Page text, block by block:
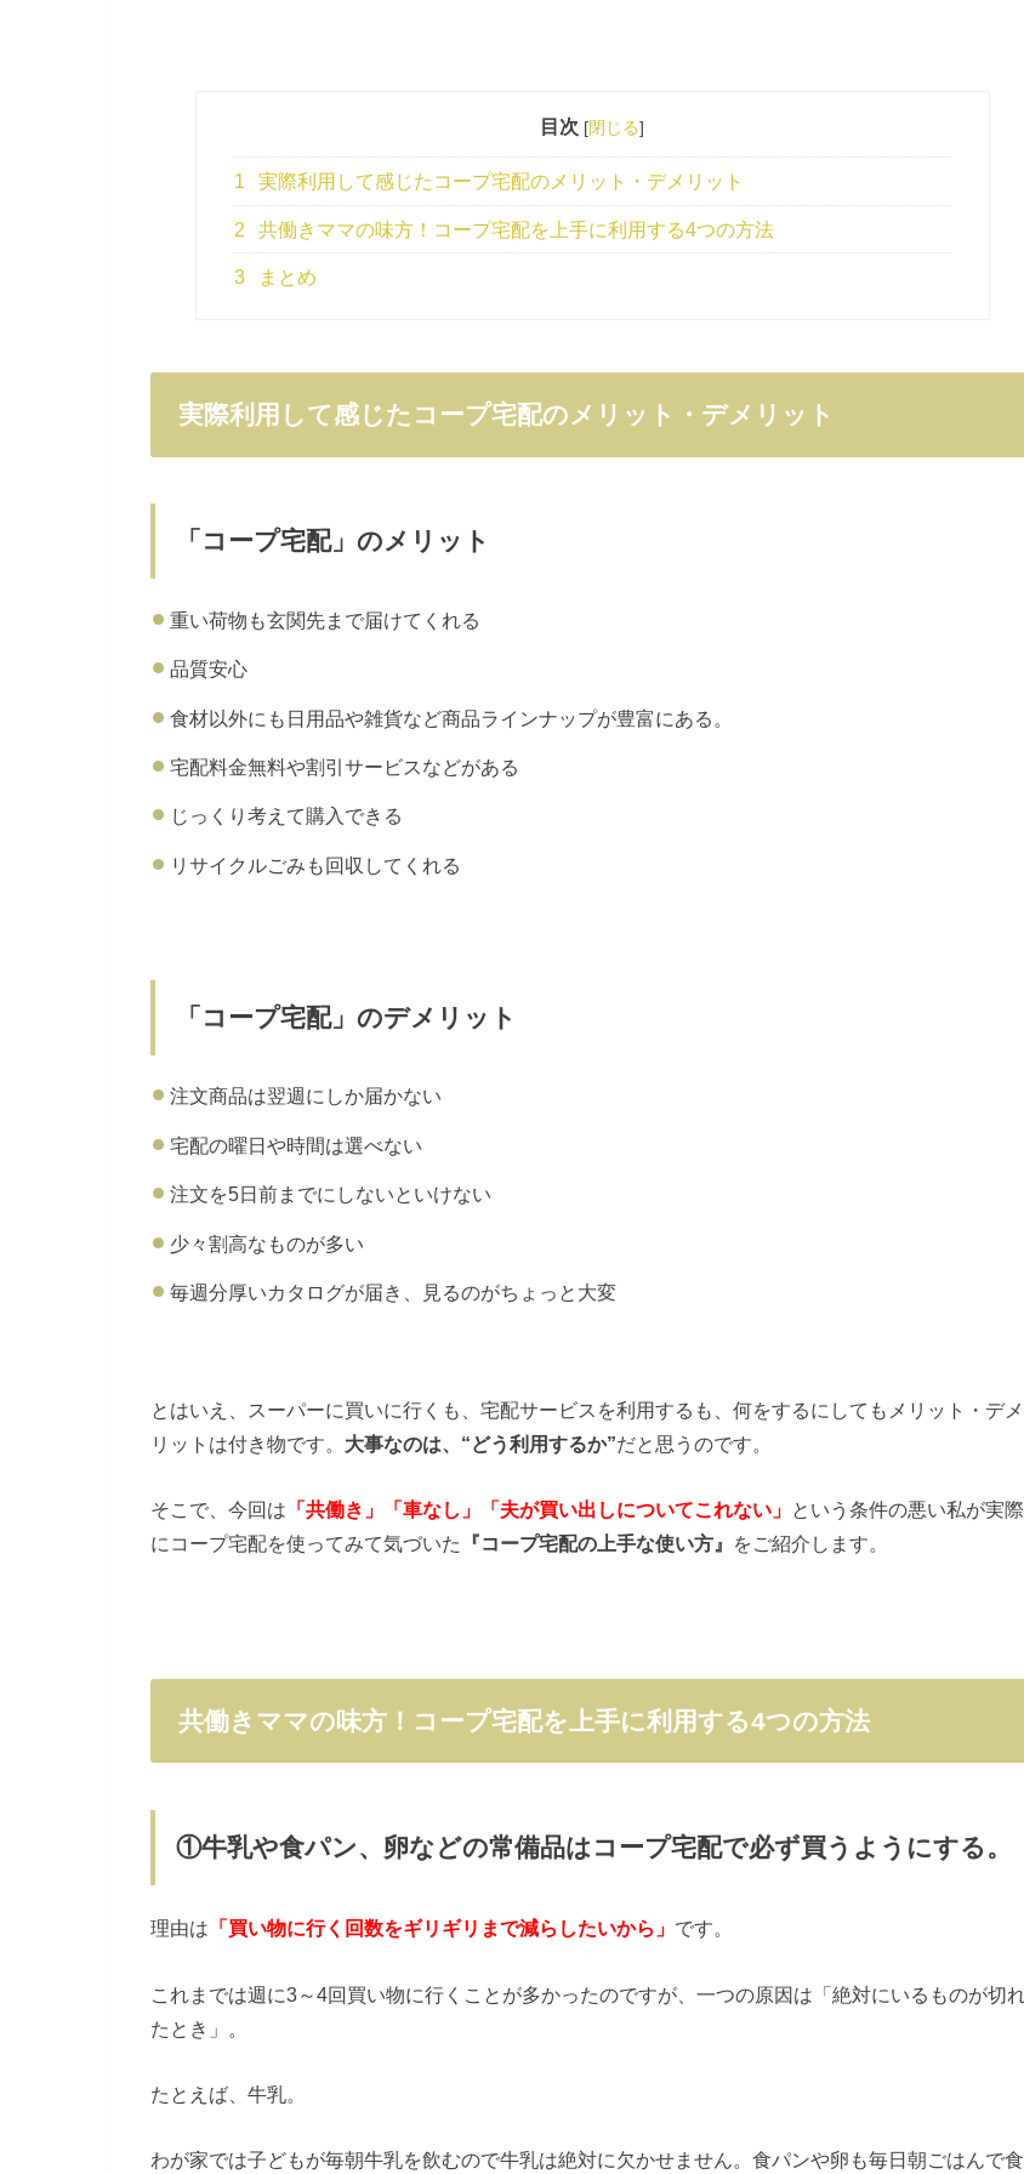
目次 [閉じる]
1 実際利用して感じたコープ宅配のメリット・デメリット
2 共働きママの味方！コープ宅配を上手に利用する4つの方法
3 まとめ
実際利用して感じたコープ宅配のメリット・デメリット
「コープ宅配」のメリット
重い荷物も玄関先まで届けてくれる
品質安心
食材以外にも日用品や雑貨など商品ラインナップが豊富にある。
宅配料金無料や割引サービスなどがある
じっくり考えて購入できる
リサイクルごみも回収してくれる
「コープ宅配」のデメリット
注文商品は翌週にしか届かない
宅配の曜日や時間は選べない
注文を5日前までにしないといけない
少々割高なものが多い
毎週分厚いカタログが届き、見るのがちょっと大変
とはいえ、スーパーに買いに行くも、宅配サービスを利用するも、何をするにしてもメリット・デメ
リットは付き物です。 大事なのは、“どう利用するか”だと思うのです。
そこで、今回は 「共働き」「車なし」「夫が買い出しについてこれない」 という条件の悪い私が実際
にコープ宅配を使ってみて気づいた
『コープ宅配の上手な使い方』 をご紹介します。
共働きママの味方！コープ宅配を上手に利用する4つの方法
①牛乳や食パン、卵などの常備品はコープ宅配で必ず買うようにする。
理由は 「買い物に行く回数をギリギリまで減らしたいから」 です。
これまでは週に3～4回買い物に行くことが多かったのですが、一つの原因は「絶対にいるものが切れ
たとき」。
たとえば、牛乳。
わが家では子どもが毎朝牛乳を飲むので牛乳は絶対に欠かせません。食パンや卵も毎日朝ごはんで食